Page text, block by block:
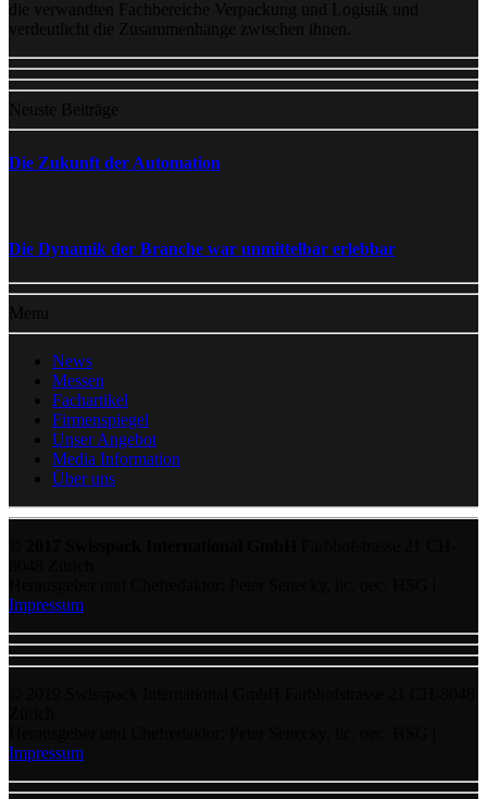
die verwandten Fachbereiche Verpackung und Logistik und
verdeutlicht die Zusammenhänge zwischen ihnen.
Neuste Beiträge
Die Zukunft der Automation
Die Dynamik der Branche war unmittelbar erlebbar
Menu
News
Messen
Fachartikel
Firmenspiegel
Unser Angebot
Media Information
Über uns
Impressum
Impressum